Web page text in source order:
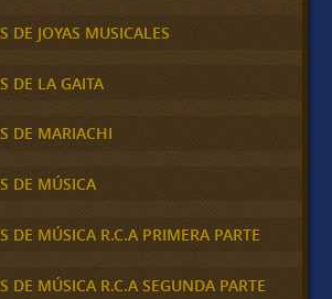
DE JOYAS MUSICALES
DE LA GAITA
DE MARIACHI
DE MÚSICA
DE MÚSICA R.C.A PRIMERA PARTE
DE MÚSICA R.C.A SEGUNDA PARTE